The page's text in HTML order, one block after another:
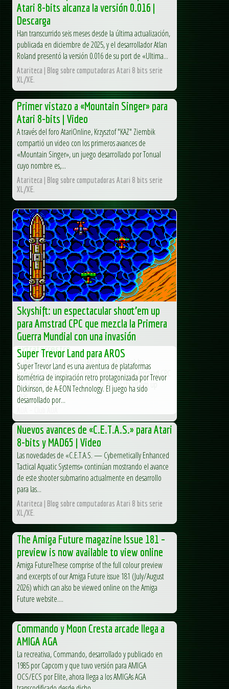
Atari 8-bits alcanza la versión 0.016 |
Descarga
Han transcurrido seis meses desde la última actualización,
publicada en diciembre de 2025, y el desarrollador Atlan
Roland presentó la versión 0.016 de su port de «Ultima...
Atariteca | Blog sobre computadoras Atari 8 bits serie
XL/XE.
Primer vistazo a «Mountain Singer» para
Atari 8-bits | Video
A través del foro AtariOnline, Krzysztof "KAZ" Ziembik
compartió un video con los primeros avances de
«Mountain Singer», un juego desarrollado por Tonual
cuyo nombre es,...
Atariteca | Blog sobre computadoras Atari 8 bits serie
XL/XE.
Skyshift: un espectacular shoot’em up
para Amstrad CPC que mezcla la Primera
Guerra Mundial con una invasión
extraterrestre
El desarrollador francés TITAN (Eric Cubizolle) ha
presentado Skyshift, un nuevo proyecto para Amstrad CPC
que promete convertirse en uno de los shoot’em up
más...
Super Trevor Land para AROS
Super Trevor Land es una aventura de plataformas
isométrica de inspiración retro protagonizada por Trevor
Dickinson, de A-EON Technology. El juego ha sido
desarrollado por...
Nuevos avances de «C.E.T.A.S.» para Atari
8-bits y MAD65 | Video
Las novedades de «C.E.T.A.S. — Cybernetically Enhanced
Tactical Aquatic Systems» continúan mostrando el avance
de este shooter submarino actualmente en desarrollo
para las...
Atariteca | Blog sobre computadoras Atari 8 bits serie
XL/XE.
The Amiga Future magazine Issue 181 –
preview is now available to view online
Amiga FutureThese comprise of the full colour preview
and excerpts of our Amiga Future issue 181 (July/August
2026) which can also be viewed online on the Amiga
Future website....
Commando y Moon Cresta arcade llega a
AMIGA AGA
La recreativa, Commando, desarrollado y publicado en
1985 por Capcom y que tuvo versión para AMIGA
OCS/ECS por Elite, ahora llega a los AMIGAs AGA